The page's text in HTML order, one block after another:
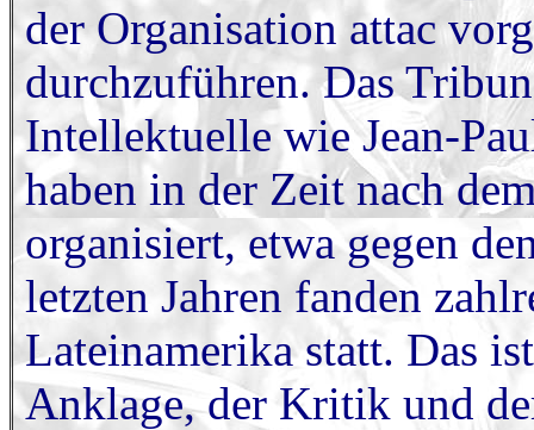
der Organisation attac
durchzuführen. Das
Intellektuelle wie Jean-
haben in der Zeit nach
organisiert, etwa gegen
letzten Jahren fanden
Lateinamerika statt. Das
Anklage, der Kritik und